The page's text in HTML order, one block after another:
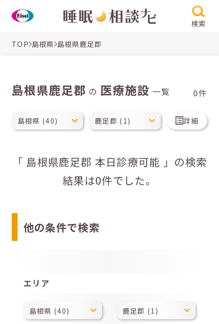
検索
TOP 島根県 島根県鹿足郡
島根県鹿足郡 の 医療施設 一覧 0件
詳細
「 島根県鹿足郡 本日診療可能 」の検索
結果は0件でした。
他の条件で検索
エリア